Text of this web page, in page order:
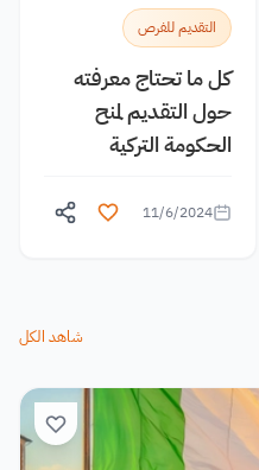
التقديم للفرص
كل ما تحتاج معرفته
حول التقديم لمنح
الحكومة التركية
11/6/2024
شاهد الكل